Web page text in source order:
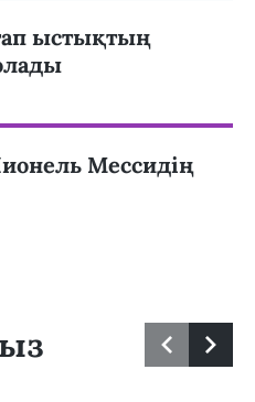
ыстықтың
Мессидің